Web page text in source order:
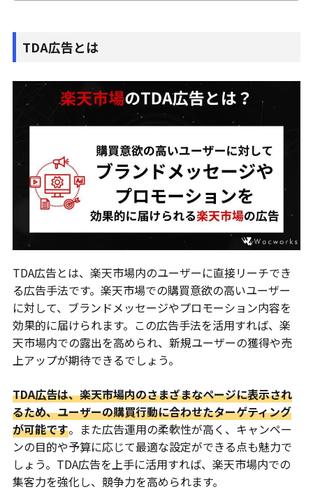
TDA広告とは
TDA広告とは、楽天市場内のユーザーに直接リーチでき
る広告手法です。楽天市場での購買意欲の高いユーザー
に対して、ブランドメッセージやプロモーション内容を
効果的に届けられます。この広告手法を活用すれば、楽
天市場内での露出を高められ、新規ユーザーの獲得や売
上アップが期待できるでしょう。
TDA広告は、楽天市場内のさまざまなページに表示され
るため、ユーザーの購買行動に合わせたターゲティング
が可能です。また広告運用の柔軟性が高く、キャンペー
ンの目的や予算に応じて最適な設定ができる点も魅力で
しょう。TDA広告を上手に活用すれば、楽天市場内での
集客力を強化し、競争力を高められます。